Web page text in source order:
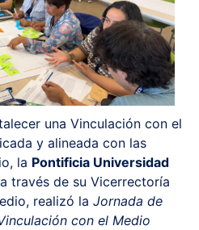
una Vinculación con el
y alineada con las
la Pontificia Universidad
través de su Vicerrectoría
realizó la Jornada de
con el Medio